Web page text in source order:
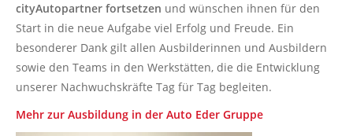
cityAutopartner fortsetzen und wünschen ihnen für den
Start in die neue Aufgabe viel Erfolg und Freude. Ein
besonderer Dank gilt allen Ausbilderinnen und Ausbildern
sowie den Teams in den Werkstätten, die die Entwicklung
unserer Nachwuchskräfte Tag für Tag begleiten.
Mehr zur Ausbildung in der Auto Eder Gruppe